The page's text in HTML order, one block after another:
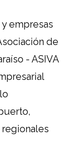
empresas
de
- ASIVA